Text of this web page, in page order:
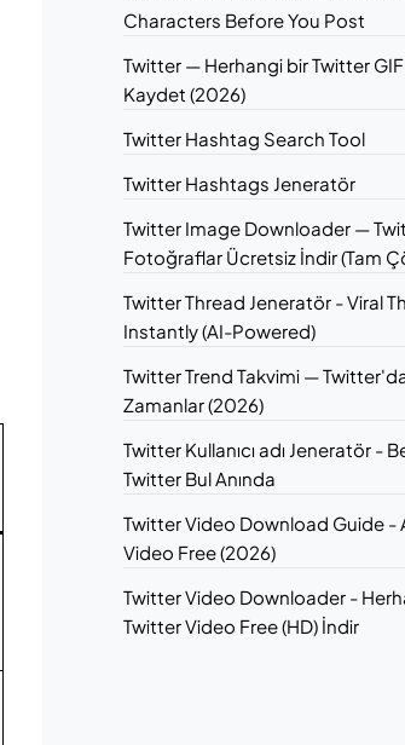
Characters Before You Post
Twitter — Herhangi bir Twitter
Kaydet (2026)
Twitter Hashtag Search Tool
Twitter Hashtags Jeneratör
Twitter Image Downloader —
Fotoğraflar Ücretsiz İndir (Tam
Twitter Thread Jeneratör - Viral
Instantly (AI-Powered)
Twitter Trend Takvimi —
Zamanlar (2026)
Twitter Kullanıcı adı Jeneratör -
Twitter Bul Anında
Twitter Video Download Guide -
Video Free (2026)
Twitter Video Downloader -
Twitter Video Free (HD) İndir